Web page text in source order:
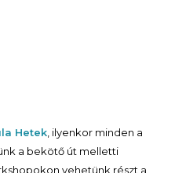
Hetek , ilyenkor minden a
a bekötő út melletti
vehetünk részt a